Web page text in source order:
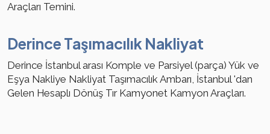
Araçları Temini.
Derince Taşımacılık Nakliyat
Derince İstanbul arası Komple ve Parsiyel (parça) Yük ve
Eşya Nakliye Nakliyat Taşımacılık Ambarı, İstanbul 'dan
Gelen Hesaplı Dönüş Tır Kamyonet Kamyon Araçları.